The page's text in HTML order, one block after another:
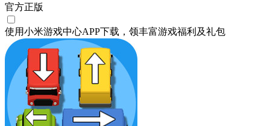
官方正版
使用小米游戏中心APP下载 ，领丰富游戏福利 及礼包